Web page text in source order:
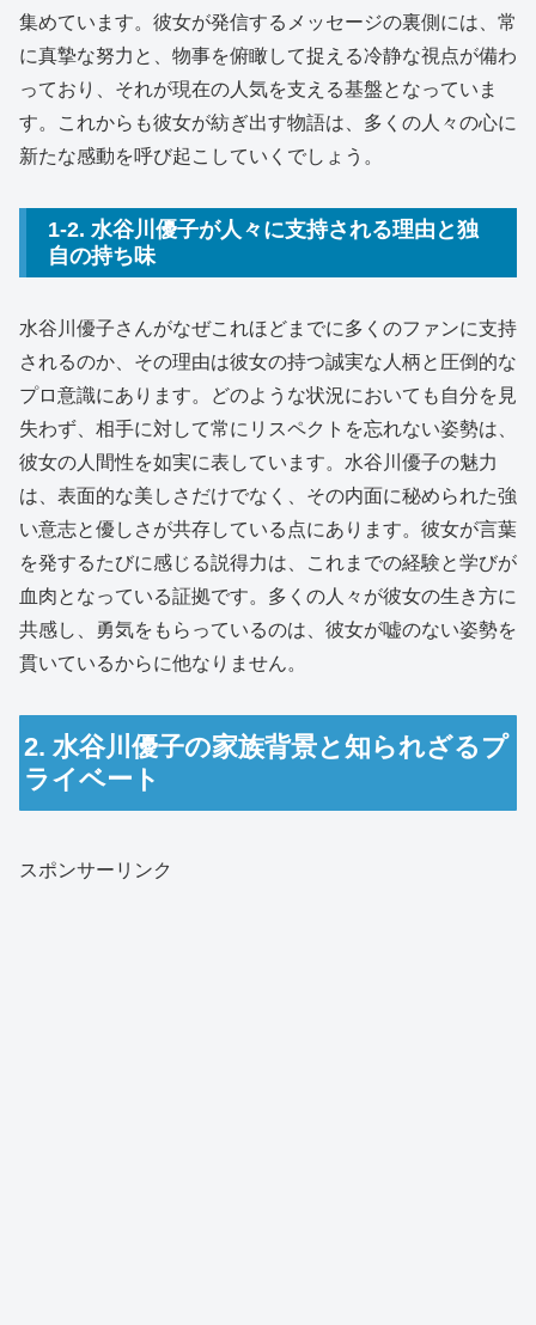
集めています。彼女が発信するメッセージの裏側には、常
に真摯な努力と、物事を俯瞰して捉える冷静な視点が備わ
っており、それが現在の人気を支える基盤となっていま
す。これからも彼女が紡ぎ出す物語は、多くの人々の心に
新たな感動を呼び起こしていくでしょう。
1-2. 水谷川優子が人々に支持される理由と独
自の持ち味
水谷川優子さんがなぜこれほどまでに多くのファンに支持
されるのか、その理由は彼女の持つ誠実な人柄と圧倒的な
プロ意識にあります。どのような状況においても自分を見
失わず、相手に対して常にリスペクトを忘れない姿勢は、
彼女の人間性を如実に表しています。水谷川優子の魅力
は、表面的な美しさだけでなく、その内面に秘められた強
い意志と優しさが共存している点にあります。彼女が言葉
を発するたびに感じる説得力は、これまでの経験と学びが
血肉となっている証拠です。多くの人々が彼女の生き方に
共感し、勇気をもらっているのは、彼女が嘘のない姿勢を
貫いているからに他なりません。
2. 水谷川優子の家族背景と知られざるプ
ライベート
スポンサーリンク